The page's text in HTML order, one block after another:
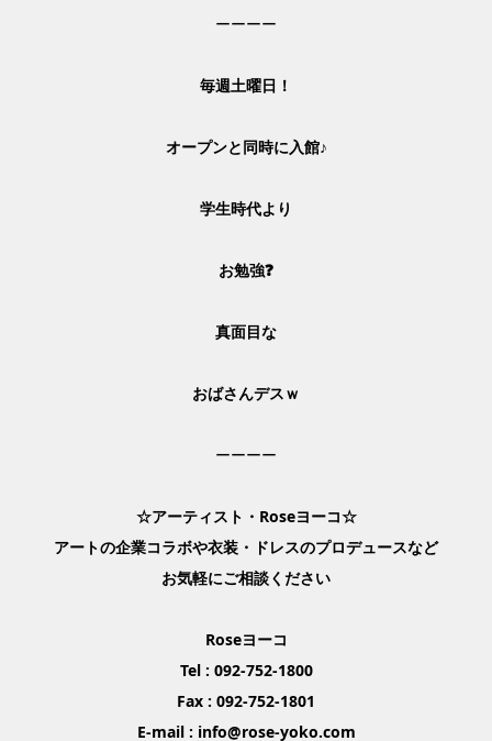
ーーーー
毎週土曜日！
オープンと同時に入館♪
学生時代より
お勉強❓
真面目な
おばさんデスｗ
ーーーー
☆アーティスト・Roseヨーコ☆
アートの企業コラボや衣装・ドレスのプロデュースなど
お気軽にご相談ください
Roseヨーコ
Tel : 092-752-1800
Fax : 092-752-1801
E-mail : info@rose-yoko.com